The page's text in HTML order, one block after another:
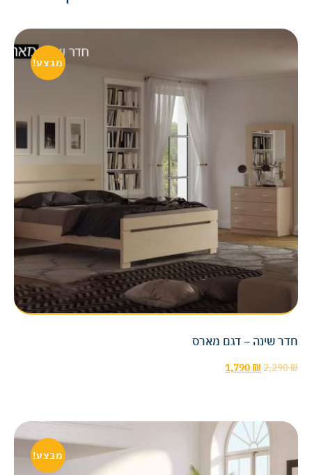
מבצע!
חדר שינה – דגם מארס
2,290₪
1,790 ₪
מבצע!